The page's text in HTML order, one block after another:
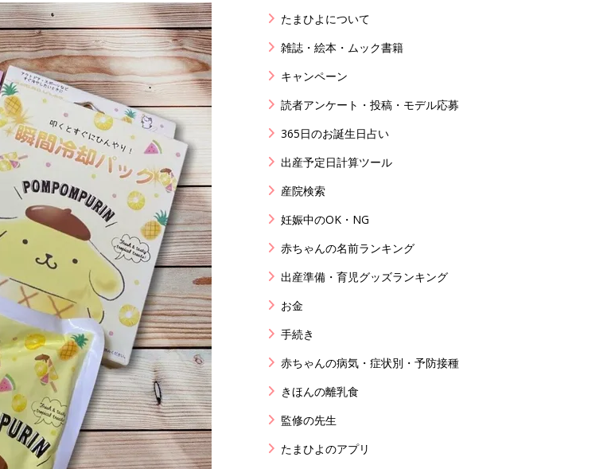
t
e
たまひよについて
雑誌・絵本・ムック書籍
キャンペーン
読者アンケート・投稿・モデル応募
365日のお誕生日占い
出産予定日計算ツール
産院検索
妊娠中のOK・NG
赤ちゃんの名前ランキング
出産準備・育児グッズランキング
お金
手続き
赤ちゃんの病気・症状別・予防接種
きほんの離乳食
監修の先生
たまひよのアプリ